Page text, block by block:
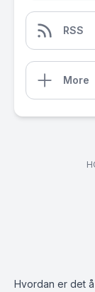
RSS
More
Hvordan er det